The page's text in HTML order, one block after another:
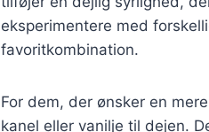
eksperimentere med
favoritkombination.
For dem, der ønsker en
kanel eller vanilje til dejen.